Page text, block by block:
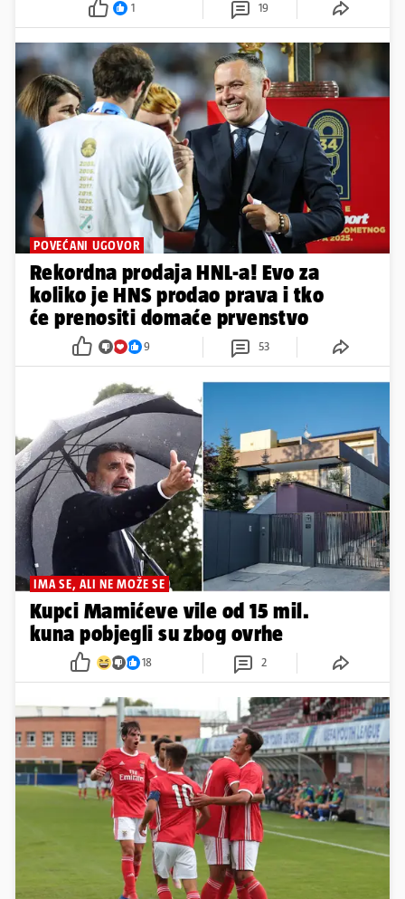
1 19
POVEĆANI UGOVOR
Rekordna prodaja HNL-a! Evo za
koliko je HNS prodao prava i tko
će prenositi domaće prvenstvo
9 53
IMA SE, ALI NE MOŽE SE
Kupci Mamićeve vile od 15 mil.
kuna pobjegli su zbog ovrhe
18 2